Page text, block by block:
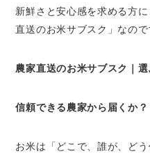
新鮮さと安心感を求める方
直送のお米サブスク」なので
農家直送のお米サブスク｜
信頼できる農家から届くか？
お米は「どこで、誰が、ど